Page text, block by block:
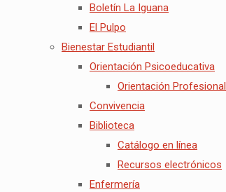
Boletín La Iguana
El Pulpo
Bienestar Estudiantil
Orientación Psicoeducativa
Orientación Profesional
Convivencia
Biblioteca
Catálogo en línea
Recursos electrónicos
Enfermería